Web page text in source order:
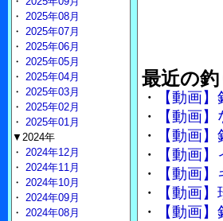
最近の
・
【動画
・
【動画
・
【動画
・
【動画
・
【動画
・
【動画
・
【動画
・ 2025年08月
・ 2025年07月
・ 2025年06月
・ 2025年05月
・ 2025年04月
・ 2025年03月
・ 2025年02月
・ 2025年01月
▼2024年
・ 2024年12月
・ 2024年11月
・ 2024年10月
・ 2024年09月
・ 2024年08月